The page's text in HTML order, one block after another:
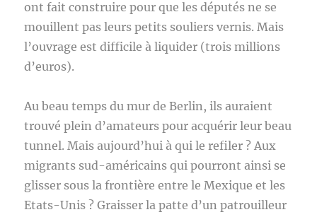
ont fait construire pour que les députés ne se
mouillent pas leurs petits souliers vernis. Mais
l’ouvrage est difficile à liquider (trois millions
d’euros).
Au beau temps du mur de Berlin, ils auraient
trouvé plein d’amateurs pour acquérir leur beau
tunnel. Mais aujourd’hui à qui le refiler ? Aux
migrants sud-américains qui pourront ainsi se
glisser sous la frontière entre le Mexique et les
Etats-Unis ? Graisser la patte d’un patrouilleur